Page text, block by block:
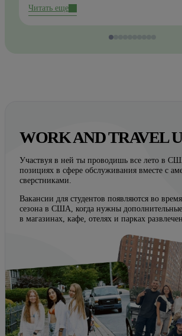
Читать еще
WORK AND TRAVEL
Участвуя в ней ты проводишь все лето в
позициях в сфере обслуживания вместе с
сверстниками.
Вакансии для студентов появляются во
сезона в США, когда нужны
в магазинах, кафе, отелях и парках